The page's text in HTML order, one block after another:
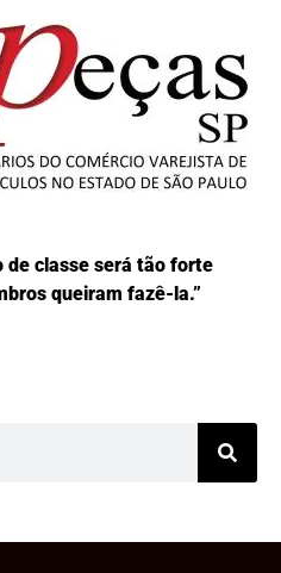
de classe será tão forte
queiram fazê-la.”